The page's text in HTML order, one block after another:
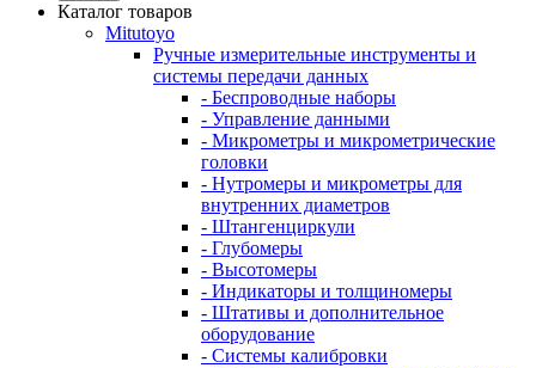
Каталог товаров
Mitutoyo
Ручные измерительные инструменты и
системы передачи данных
- Беспроводные наборы
- Управление данными
- Микрометры и микрометрические
головки
- Нутромеры и микрометры для
внутренних диаметров
- Штангенциркули
- Глубомеры
- Высотомеры
- Индикаторы и толщиномеры
- Штативы и дополнительное
оборудование
- Системы калибровки